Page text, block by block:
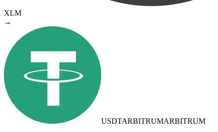
XLM
→
USDTARBITRUMARBITRUM